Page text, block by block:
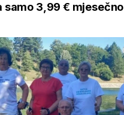
samo 3,99 € mjesečno